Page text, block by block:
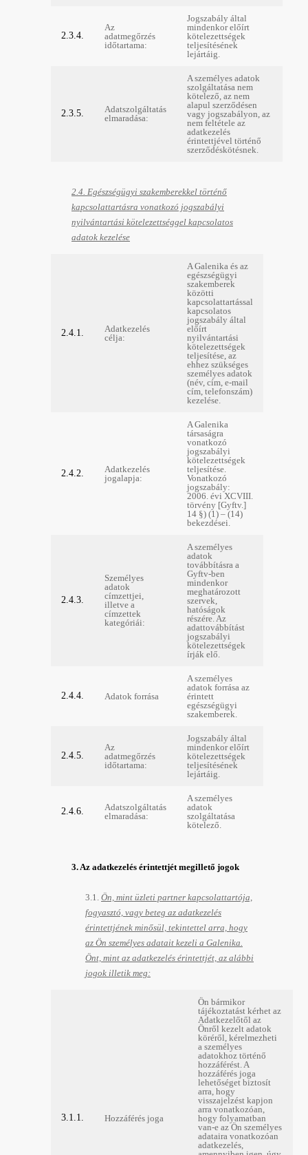
2.3.4.
Az
adatmegőrzés
időtartama:
Jogszabály által
mindenkor előírt
kötelezettségek
teljesítésének
lejártáig.
2.3.5.
Adatszolgáltatás
elmaradása:
A személyes adatok
szolgáltatása nem
kötelező, az nem
alapul szerződésen
vagy jogszabályon, az
nem feltétele az
adatkezelés
érintettjével történő
szerződéskötésnek.
2.4. Egészségügyi szakemberekkel történő
kapcsolattartásra vonatkozó jogszabályi
nyilvántartási kötelezettséggel kapcsolatos
adatok kezelése
2.4.1.
Adatkezelés
célja:
A Galenika és az
egészségügyi
szakemberek
közötti
kapcsolattartással
kapcsolatos
jogszabály által
előírt
nyilvántartási
kötelezettségek
teljesítése, az
ehhez szükséges
személyes adatok
(név, cím, e-mail
cím, telefonszám)
kezelése.
2.4.2.
Adatkezelés
jogalapja:
A Galenika
társaságra
vonatkozó
jogszabályi
kötelezettségek
teljesítése.
Vonatkozó
jogszabály:
2006. évi XCVIII.
törvény [Gyftv.]
14 §) (1) – (14)
bekezdései.
2.4.3.
Személyes
adatok
címzettjei,
illetve a
címzettek
kategóriái:
A személyes
adatok
továbbításra a
Gyftv-ben
mindenkor
meghatározott
szervek,
hatóságok
részére. Az
adattovábbítást
jogszabályi
kötelezettségek
írják elő.
2.4.4. Adatok forrása
A személyes
adatok forrása az
érintett
egészségügyi
szakemberek.
2.4.5.
Az
adatmegőrzés
időtartama:
Jogszabály által
mindenkor előírt
kötelezettségek
teljesítésének
lejártáig.
2.4.6.
Adatszolgáltatás
elmaradása:
A személyes
adatok
szolgáltatása
kötelező.
3. Az adatkezelés érintettjét megillető jogok
3.1. Ön, mint üzleti partner kapcsolattartója,
fogyasztó, vagy beteg az adatkezelés
érintettjének minősül, tekintettel arra, hogy
az Ön személyes adatait kezeli a Galenika.
Önt, mint az adatkezelés érintettjét, az alábbi
jogok illetik meg:
3.1.1. Hozzáférés joga
Ön bármikor
tájékoztatást kérhet az
Adatkezelőtől az
Önről kezelt adatok
köréről, kérelmezheti
a személyes
adatokhoz történő
hozzáférést. A
hozzáférés joga
lehetőséget biztosít
arra, hogy
visszajelzést kapjon
arra vonatkozóan,
hogy folyamatban
van-e az Ön személyes
adataira vonatkozóan
adatkezelés,